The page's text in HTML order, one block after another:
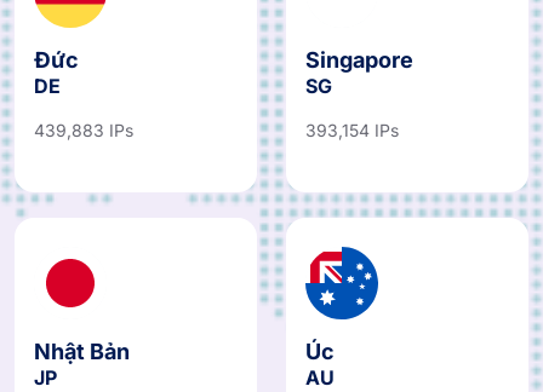
Đức
DE
439,883 IPs
Singapore
SG
393,154 IPs
Nhật Bản
JP
Úc
AU